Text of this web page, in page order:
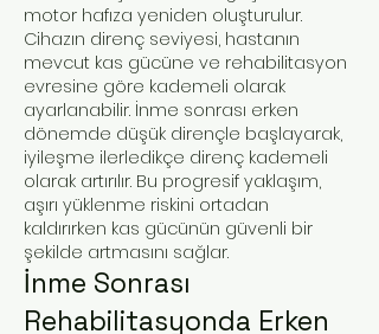
motor hafıza yeniden oluşturulur.
Cihazın direnç seviyesi, hastanın
mevcut kas gücüne ve rehabilitasyon
evresine göre kademeli olarak
ayarlanabilir. İnme sonrası erken
dönemde düşük dirençle başlayarak,
iyileşme ilerledikçe direnç kademeli
olarak artırılır. Bu progresif yaklaşım,
aşırı yüklenme riskini ortadan
kaldırırken kas gücünün güvenli bir
şekilde artmasını sağlar.
İnme Sonrası
Rehabilitasyonda Erken